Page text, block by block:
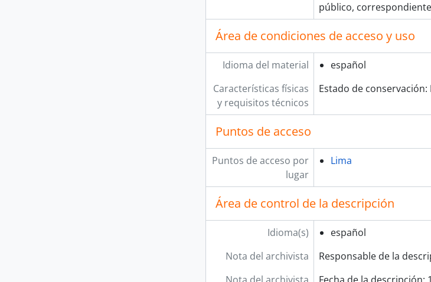
público,
Área de condiciones de acceso y uso
Idioma del material
español
Características físicas
y requisitos técnicos
Estado de conservación:
Puntos de acceso
Puntos de acceso por
lugar
Lima
Área de control de la descripción
Idioma(s)
español
Nota del archivista
Responsable de la